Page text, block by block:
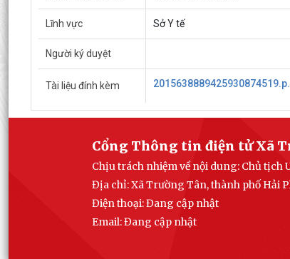
Lĩnh vực Sở Y tế
Người ký duyệt
Tài liệu đính kèm
Cổng Thông tin điện tử Xã
Chịu trách nhiệm về nội dung: Chủ tịch
Địa chỉ: Xã Trường Tân, thành phố Hải
Điện thoại: Đang cập nhật
Email:Đang cập nhật